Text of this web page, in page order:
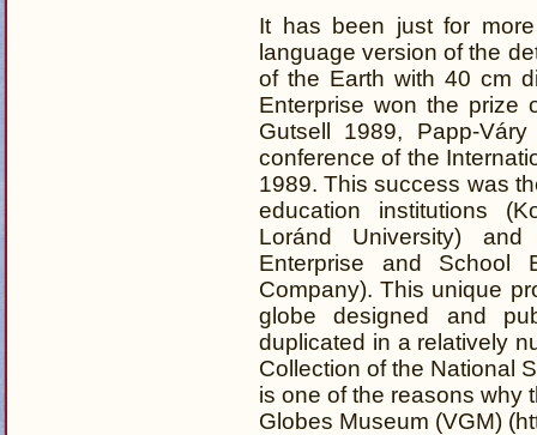
It has been just for
language version of the
of the Earth with 40 cm
Enterprise won the prize
Gutsell 1989, Papp-
conference of the
1989. This success was
education institutions
Loránd University)
Enterprise and School
Company). This unique
globe designed and
duplicated in a relatively
Collection of the National
is one of the reasons why
Globes Museum (VGM)